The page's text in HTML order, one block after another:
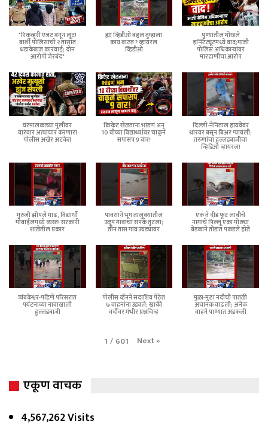
"रिकव्हरी एजंट बनून लूट!
बार्शी पोलिसांची २ तासांत
धडाकेबाज कारवाई; दोन
आरोपी जेरबंद"
ह्या व्हिडीओ बद्दल तुम्हाला
काय वाटत ? व्हायरल
व्हिडीओ
पुण्यातील गोखले
इन्स्टिट्यूटमध्ये वाद;माजी
पोलिस अधिकाऱ्यांवर
मारहाणीचा आरोप
घरमालकाच्या मुलीवर
वारंवार अत्याचार करणारा
पोलीस अखेर अटकेत
क्रिकेट खेळताना भांडणं अन्
10 वीच्या विद्यार्थ्यावर चाकूने
सपासप 9 वार!
दिल्ली-नैनिताल हायवेवर
थारवर बसून बिअर प्यायली;
तरुणांचा हुल्लडबाजीचा
व्हिडिओ व्हायरल!
गुरुजी झोपले गाढ, विद्यार्थी
मोबाईलमध्ये व्यस्त! सरकारी
शाळेतील प्रकार
पावसाने भूम तालुक्यातील
उळूप गावाचा संपर्क तुटला;
तीन तास गाव उघड्यावर
एक ते दीड फूट लांबीचे
नागाचे पिल्लू एका मोठ्या
बेडकाने तोंडात पकडले होते
त्र्यंबकेश्वर-पहिणे परिसरात
पर्यटनाच्या नावाखाली
हुल्लडबाजी
पोलीस व्हॅनने सदाशिव पेठेत
७ वाहनांना उडवले; खाकी
वर्दीवर गंभीर प्रश्नचिन्ह
मुळा-मुठा नदीची पातळी
अचानक वाढली; अनेक
वाहने पाण्यात अडकली
1 / 601 Next»
एकूण वाचक
4,567,262 Visits